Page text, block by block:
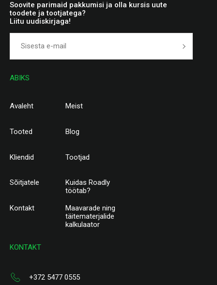
Soovite parimaid pakkumisi ja olla kursis uute
toodete ja tootjatega?
Liitu uudiskirjaga!
ABIKS
Avaleht Meist
Tooted Blog
Kliendid Tootjad
Sõitjatele
Kuidas Roadly
töötab?
Kontakt
Maavarade ning
täitematerjalide
kalkulaator
KONTAKT
+372 5477 0555